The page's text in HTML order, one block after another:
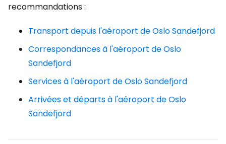
recommandations :
Transport depuis l'aéroport de Oslo Sandefjord
Correspondances à l'aéroport de Oslo
Sandefjord
Services à l'aéroport de Oslo Sandefjord
Arrivées et départs à l'aéroport de Oslo
Sandefjord